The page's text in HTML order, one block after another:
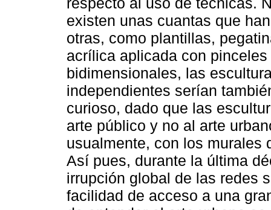
existen unas cuantas que
otras, como plantillas,
acrílica aplicada con
bidimensionales, las
independientes serían
curioso, dado que las
arte público y no al arte
usualmente, con los murales
Así pues, durante la última
irrupción global de las redes
facilidad de acceso a una